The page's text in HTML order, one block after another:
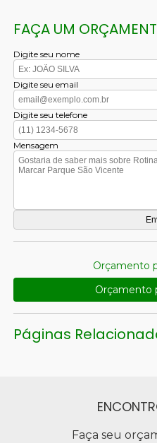
FAÇA UM
Digite seu nome
Digite seu email
Digite seu telefone
Mensagem
Orçamento
Orçamento
Páginas
Faça seu